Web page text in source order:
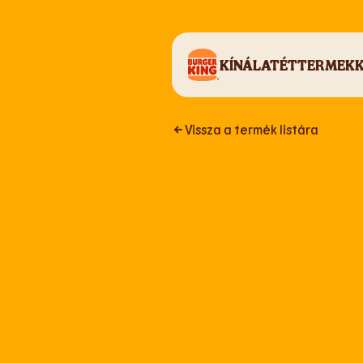
KÍNÁLATÉTTERMEK
Vissza a termék listára